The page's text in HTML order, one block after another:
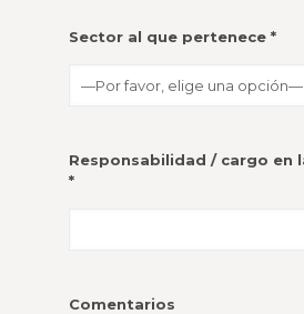
Sector al que pertenece *
Responsabilidad / cargo en
*
Comentarios